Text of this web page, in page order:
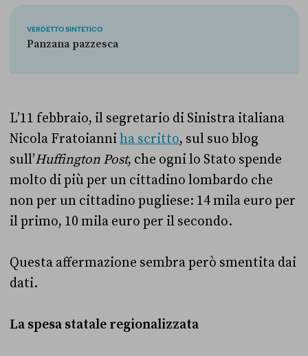
VERDETTO SINTETICO
Panzana pazzesca
L’11 febbraio, il segretario di Sinistra italiana
Nicola Fratoianniha scritto, sul suo blog
sull’Huffington Post, che ogni lo Stato spende
molto di più per un cittadino lombardo che
non per un cittadino pugliese: 14 mila euro per
il primo, 10 mila euro per il secondo.
Questa affermazione sembra però smentita dai
dati.
La spesa statale regionalizzata